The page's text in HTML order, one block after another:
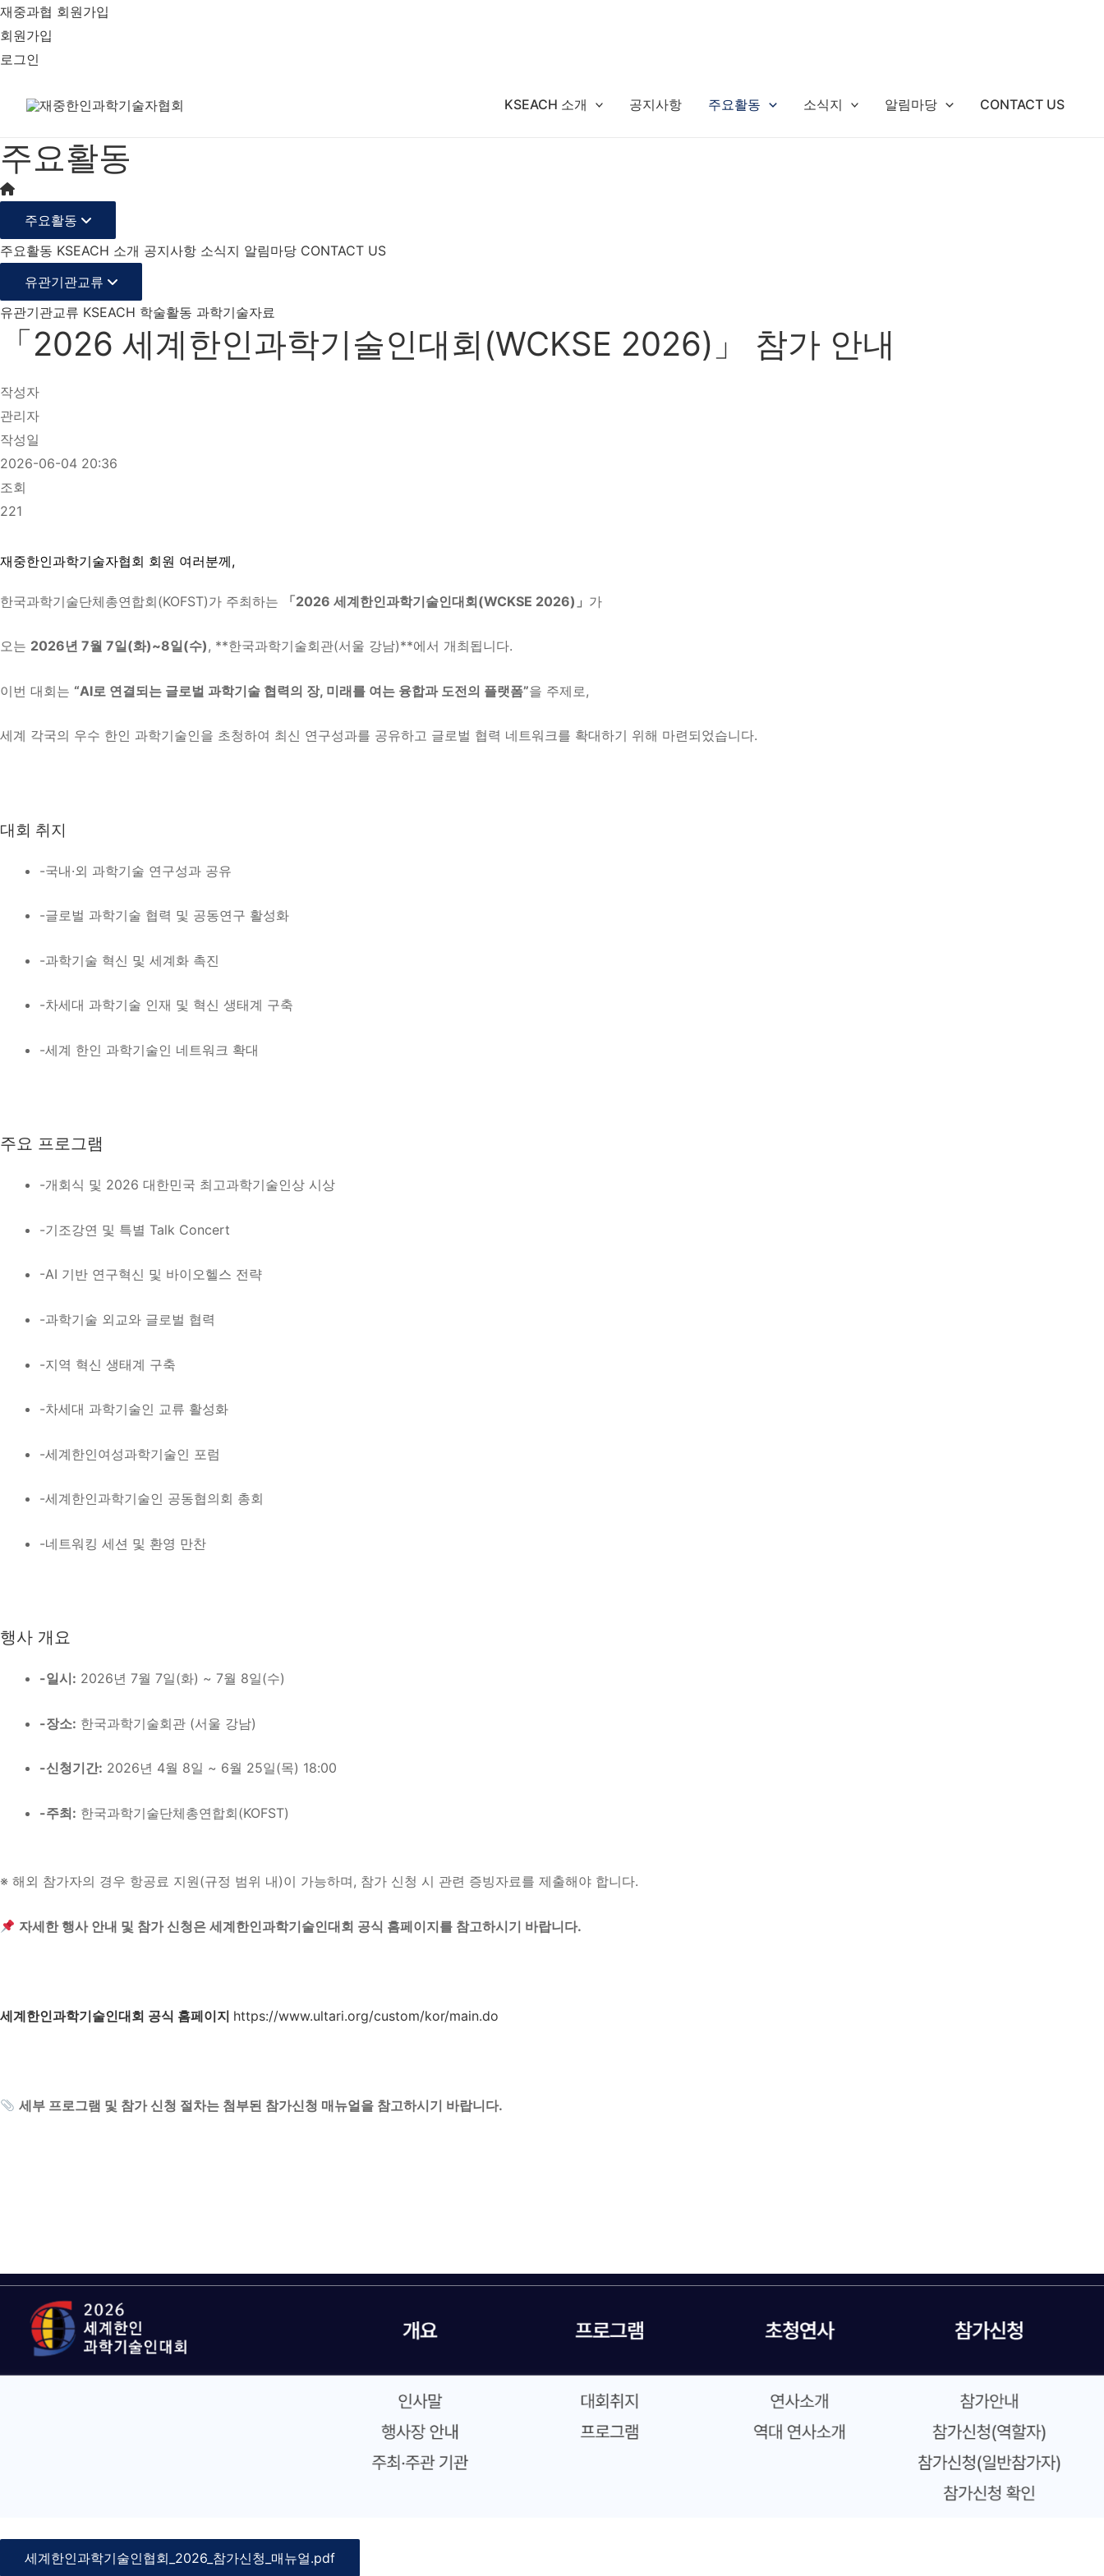
재중과협 회원가입
회원가입
로그인
KSEACH 소개 공지사항 주요활동 소식지 알림마당 CONTACT US
주요활동
주요활동
주요활동 KSEACH 소개 공지사항 소식지 알림마당 CONTACT US
유관기관교류
유관기관교류 KSEACH 학술활동 과학기술자료
「2026 세계한인과학기술인대회(WCKSE 2026)」 참가 안내
작성자
관리자
작성일
2026-06-04 20:36
조회
221
재중한인과학기술자협회 회원 여러분께,
한국과학기술단체총연합회(KOFST)가 주최하는 「2026 세계한인과학기술인대회(WCKSE 2026)」 가
오는 2026년 7월 7일(화)~8일(수), **한국과학기술회관(서울 강남)**에서 개최됩니다.
이번 대회는 “AI로 연결되는 글로벌 과학기술 협력의 장, 미래를 여는 융합과 도전의 플랫폼”을 주제로,
세계 각국의 우수 한인 과학기술인을 초청하여 최신 연구성과를 공유하고 글로벌 협력 네트워크를 확대하기 위해 마련되었습니다.
대회 취지
-국내·외 과학기술 연구성과 공유
-글로벌 과학기술 협력 및 공동연구 활성화
-과학기술 혁신 및 세계화 촉진
-차세대 과학기술 인재 및 혁신 생태계 구축
-세계 한인 과학기술인 네트워크 확대
주요 프로그램
-개회식 및 2026 대한민국 최고과학기술인상 시상
-기조강연 및 특별 Talk Concert
-AI 기반 연구혁신 및 바이오헬스 전략
-과학기술 외교와 글로벌 협력
-지역 혁신 생태계 구축
-차세대 과학기술인 교류 활성화
-세계한인여성과학기술인 포럼
-세계한인과학기술인 공동협의회 총회
-네트워킹 세션 및 환영 만찬
행사 개요
-일시: 2026년 7월 7일(화) ~ 7월 8일(수)
-장소: 한국과학기술회관 (서울 강남)
-신청기간: 2026년 4월 8일 ~ 6월 25일(목) 18:00
-주최: 한국과학기술단체총연합회(KOFST)
※ 해외 참가자의 경우 항공료 지원(규정 범위 내)이 가능하며, 참가 신청 시 관련 증빙자료를 제출해야 합니다.
자세한 행사 안내 및 참가 신청은 세계한인과학기술인대회 공식 홈페이지를 참고하시기 바랍니다.
세계한인과학기술인대회 공식 홈페이지 https://www.ultari.org/custom/kor/main.do
세부 프로그램 및 참가 신청 절차는 첨부된 참가신청 매뉴얼을 참고하시기 바랍니다.
세계한인과학기술인협회_2026_참가신청_매뉴얼.pdf